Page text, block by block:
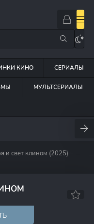
КИНО СЕРИАЛЫ
МУЛЬТСЕРИАЛЫ
и свет клином (2025)